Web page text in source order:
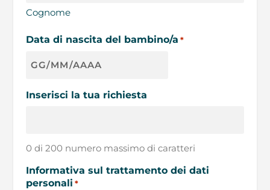
Cognome
Data di nascita del bambino/a *
GG
MM
Inserisci la tua richiesta
0 di 200 numero massimo di caratteri
Informativa sul trattamento dei dati
personali *